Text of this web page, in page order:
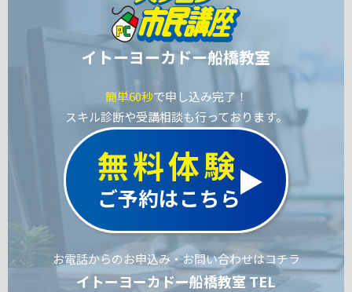
イトーヨーカドー船橋教室
簡単60秒で申し込み完了！
スキル診断や受講相談も行っております。
無料体験
ご予約はこちら
お電話からのお申込み・お問い合わせはコチラ
イトーヨーカドー船橋教室 TEL